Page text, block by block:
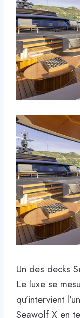
Un des decks
Le luxe se
qu’intervient
Seawolf X en